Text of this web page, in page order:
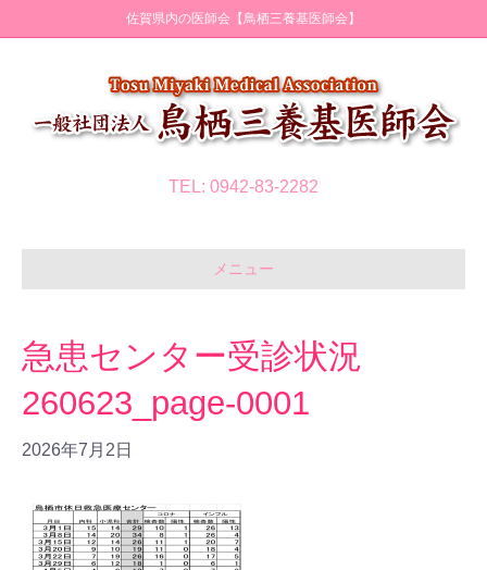
佐賀県内の医師会【鳥栖三養基医師会】
TEL: 0942-83-2282
メニュー
急患センター受診状況
260623_page-0001
2026年7月2日